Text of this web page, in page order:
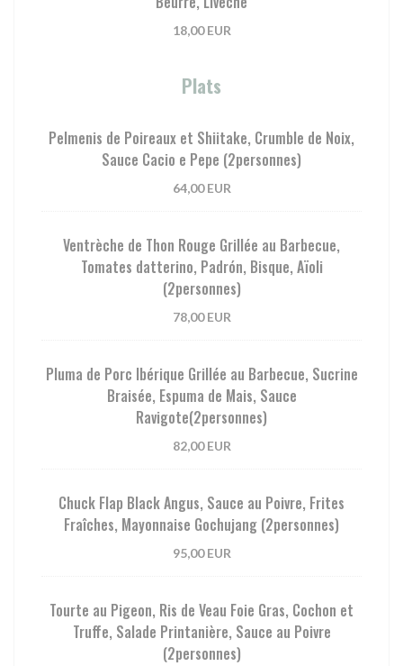
18,00 EUR
Plats
Pelmenis de Poireaux et Shiitake, Crumble de Noix,
Sauce Cacio e Pepe (2personnes)
64,00 EUR
Ventrèche de Thon Rouge Grillée au Barbecue,
Tomates datterino, Padrón, Bisque, Aïoli
(2personnes)
78,00 EUR
Pluma de Porc Ibérique Grillée au Barbecue, Sucrine
Braisée, Espuma de Mais, Sauce
Ravigote(2personnes)
82,00 EUR
Chuck Flap Black Angus, Sauce au Poivre, Frites
Fraîches, Mayonnaise Gochujang (2personnes)
95,00 EUR
Tourte au Pigeon, Ris de Veau Foie Gras, Cochon et
Truffe, Salade Printanière, Sauce au Poivre
(2personnes)